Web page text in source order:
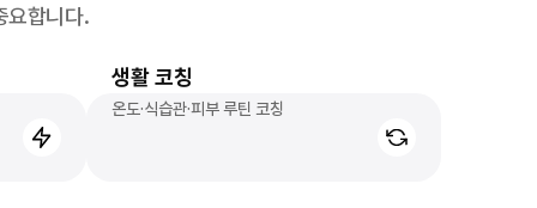
요합니다.
생활 코칭
온도·식습관·피부 루틴 코칭